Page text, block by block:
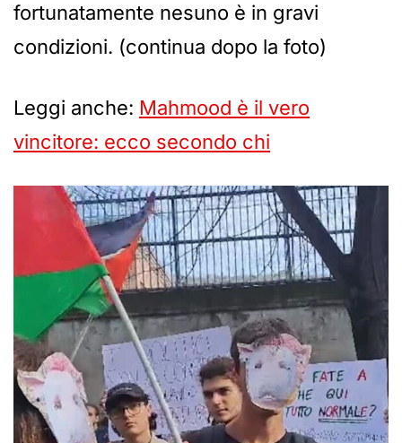
fortunatamente nesuno è in gravi
condizioni. (continua dopo la foto)
Leggi anche: Mahmood è il vero
vincitore: ecco secondo chi